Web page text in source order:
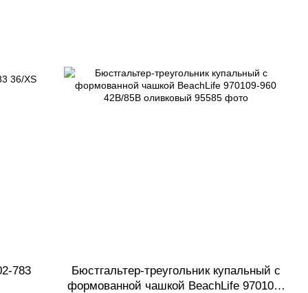
783
Бюстгальтер-треугольник купальный с
формованной чашкой BeachLife 970109-